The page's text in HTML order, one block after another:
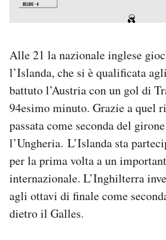
Alle 21 la nazionale inglese
l’Islanda, che si è qualificata
battuto l’Austria con un gol di
94esimo minuto. Grazie a quel
passata come seconda del
l’Ungheria. L’Islanda sta
per la prima volta a un
internazionale. L’Inghilterra
agli ottavi di finale come
dietro il Galles.